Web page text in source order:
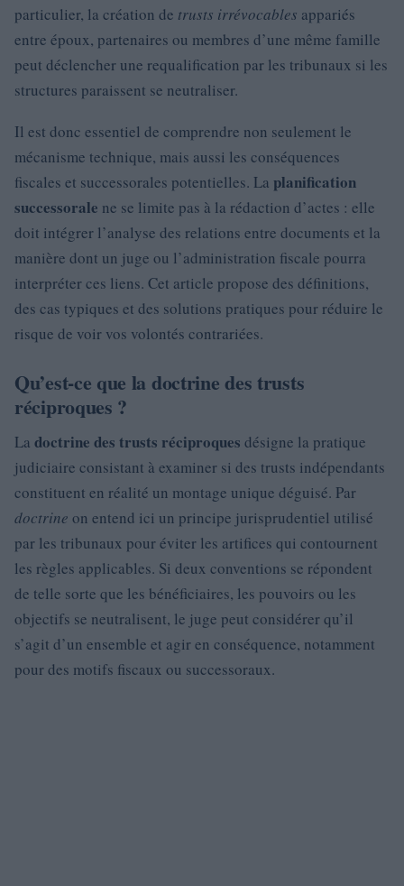
particulier, la création de trusts irrévocables appariés
entre époux, partenaires ou membres d’une même famille
peut déclencher une requalification par les tribunaux si les
structures paraissent se neutraliser.
Il est donc essentiel de comprendre non seulement le
mécanisme technique, mais aussi les conséquences
fiscales et successorales potentielles. La planification
successorale ne se limite pas à la rédaction d’actes : elle
doit intégrer l’analyse des relations entre documents et la
manière dont un juge ou l’administration fiscale pourra
interpréter ces liens. Cet article propose des définitions,
des cas typiques et des solutions pratiques pour réduire le
risque de voir vos volontés contrariées.
Qu’est-ce que la doctrine des trusts
réciproques ?
La doctrine des trusts réciproques désigne la pratique
judiciaire consistant à examiner si des trusts indépendants
constituent en réalité un montage unique déguisé. Par
doctrine on entend ici un principe jurisprudentiel utilisé
par les tribunaux pour éviter les artifices qui contournent
les règles applicables. Si deux conventions se répondent
de telle sorte que les bénéficiaires, les pouvoirs ou les
objectifs se neutralisent, le juge peut considérer qu’il
s’agit d’un ensemble et agir en conséquence, notamment
pour des motifs fiscaux ou successoraux.